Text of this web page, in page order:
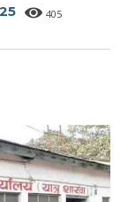
405